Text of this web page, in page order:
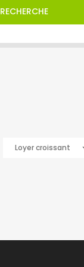
RECHERCHE
Loyer croissant